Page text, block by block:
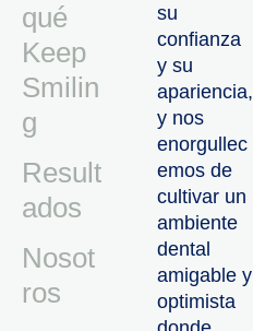
qué
Keep
Smilin
g
Result
ados
Nosot
ros
su
confianza
y su
apariencia,
y nos
enorgullec
emos de
cultivar un
ambiente
dental
amigable y
optimista